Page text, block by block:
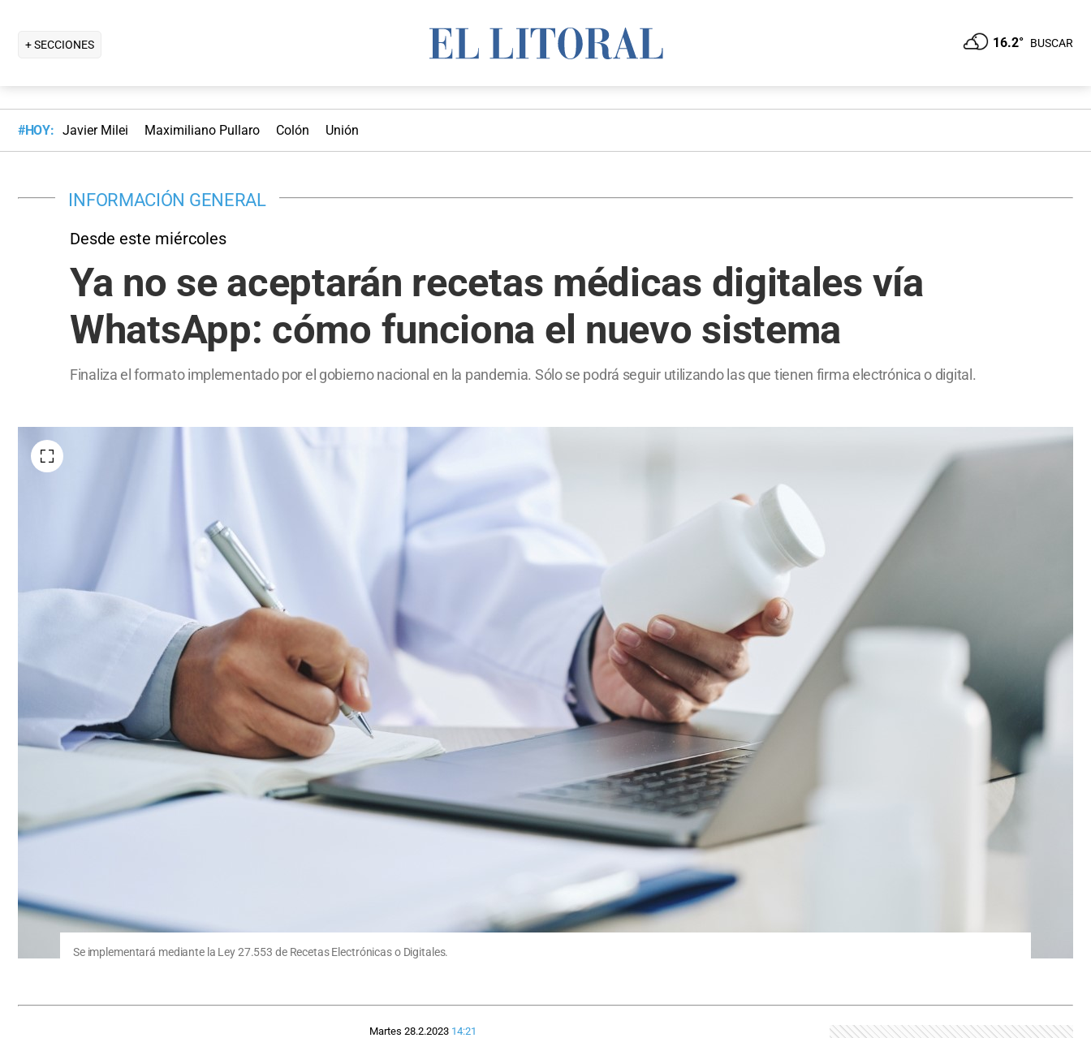
+ SECCIONES 16.2° BUSCAR
#HOY: Javier Milei Maximiliano Pullaro Colón Unión
INFORMACIÓN GENERAL
Desde este miércoles
Ya no se aceptarán recetas médicas digitales vía
WhatsApp: cómo funciona el nuevo sistema
Finaliza el formato implementado por el gobierno nacional en la pandemia. Sólo se podrá seguir utilizando las que tienen firma electrónica o digital.
Se implementará mediante la Ley 27.553 de Recetas Electrónicas o Digitales.
Martes 28.2.2023 14:21